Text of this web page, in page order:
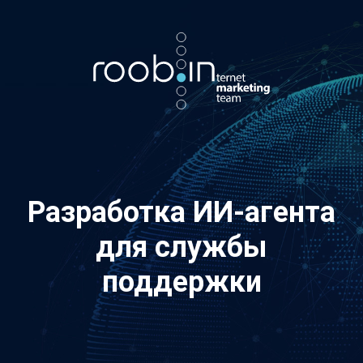
Разработка ИИ-агента
для службы
поддержки
Хотите также? Пишите в телеграм:
vino_costa